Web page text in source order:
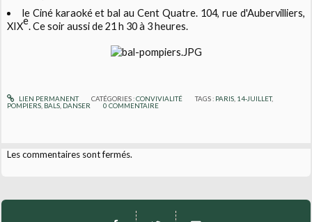
le Ciné karaoké et bal au Cent Quatre. 104, rue d'Aubervilliers,
XIXe. Ce soir aussi de 21 h 30 à 3 heures.
LIEN PERMANENT CATÉGORIES :CONVIVIALITÉ TAGS : PARIS 14-JUILLET,
POMPIERS BALS DANSER 0 COMMENTAIRE
Les commentaires sont fermés.